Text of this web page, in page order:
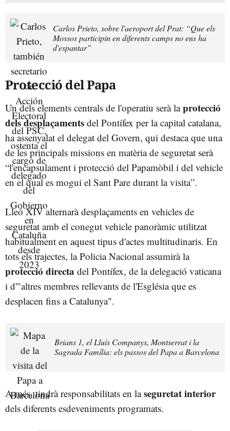
Carlos Prieto, sobre l'aeroport del Prat: “Que els
Mossos participin en diferents camps no ens ha
d'espantar”
Protecció del Papa
Un dels elements centrals de l'operatiu serà laprotecció
dels desplaçaments del Pontífex per la capital catalana,
ha assenyalat el delegat del Govern, qui destaca que una
de les principals missions en matèria de seguretat serà
“l'encapsulament i protecció del Papamòbil i del vehicle
en el qual es mogui el Sant Pare durant la visita”.
Lleó XIV alternarà desplaçaments en vehicles de
seguretat amb el conegut vehicle panoràmic utilitzat
habitualment en aquest tipus d'actes multitudinaris. En
tots els trajectes, la Policia Nacional assumirà la
protecció directa del Pontífex, de la delegació vaticana
i d'"altres membres rellevants de l'Església que es
desplacen fins a Catalunya".
Brians 1, el Lluís Companys, Montserrat i la
Sagrada Família: els passos del Papa a Barcelona
A més, tindrà responsabilitats en laseguretat interior
dels diferents esdeveniments programats.